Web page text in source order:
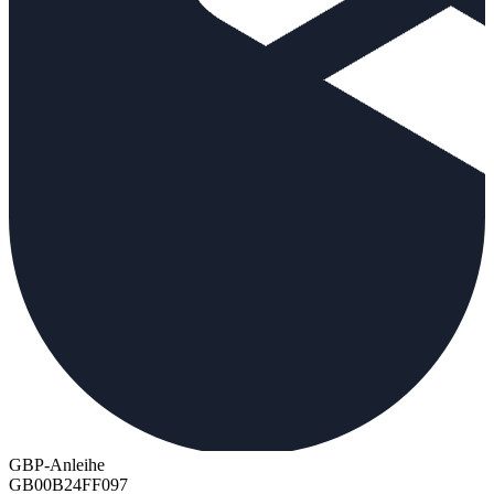
GBP-Anleihe
GB00B24FF097